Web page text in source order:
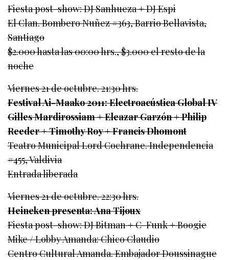
Fiesta post-show: DJ Sanhueza + DJ Espi
El Clan. Bombero Nuñez #363, Barrio Bellavista,
Santiago
$2.000 hasta las 00:00 hrs., $3.000 el resto de la
noche
Viernes 21 de octubre. 21:30 hrs.
Festival Ai-Maako 2011: Electroacústica Global IV
Gilles Mardirossiam + Eleazar Garzón + Philip
Reeder + Timothy Roy + Francis Dhomont
Teatro Municipal Lord Cochrane. Independencia
#455, Valdivia
Entrada liberada
Viernes 21 de octubre. 22:30 hrs.
Heineken presenta: Ana Tijoux
Fiesta post-show: DJ Bitman + C-Funk + Boogie
Mike / Lobby Amanda: Chico Claudio
Centro Cultural Amanda. Embajador Doussinague